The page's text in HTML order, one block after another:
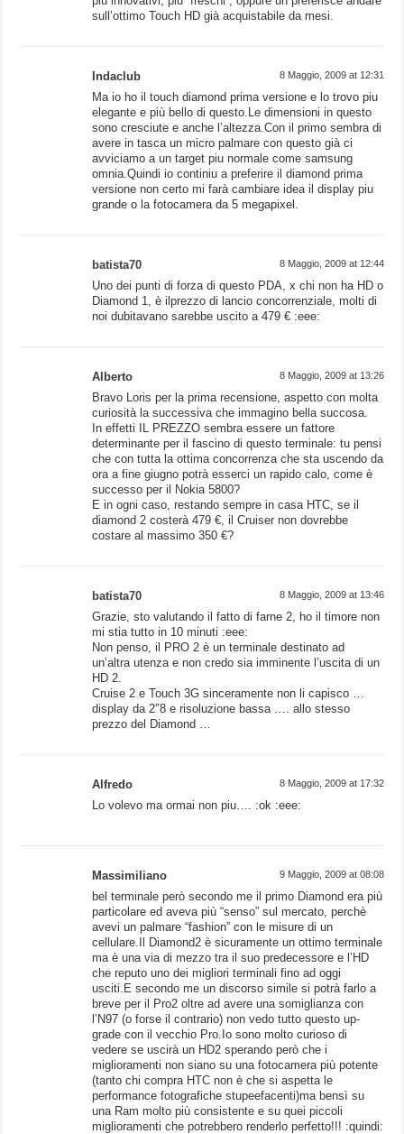
sull’ottimo Touch HD già acquistabile da mesi.
Indaclub 8 Maggio, 2009 at 12:31
Ma io ho il touch diamond prima versione e lo trovo piu
elegante e più bello di questo.Le dimensioni in questo
sono cresciute e anche l’altezza.Con il primo sembra di
avere in tasca un micro palmare con questo già ci
avviciamo a un target piu normale come samsung
omnia.Quindi io continiu a preferire il diamond prima
versione non certo mi farà cambiare idea il display piu
grande o la fotocamera da 5 megapixel.
batista70 8 Maggio, 2009 at 12:44
Uno dei punti di forza di questo PDA, x chi non ha HD o
Diamond 1, è ilprezzo di lancio concorrenziale, molti di
noi dubitavano sarebbe uscito a 479 € :eee:
Alberto 8 Maggio, 2009 at 13:26
Bravo Loris per la prima recensione, aspetto con molta
curiosità la successiva che immagino bella succosa.
In effetti IL PREZZO sembra essere un fattore
determinante per il fascino di questo terminale: tu pensi
che con tutta la ottima concorrenza che sta uscendo da
ora a fine giugno potrà esserci un rapido calo, come è
successo per il Nokia 5800?
E in ogni caso, restando sempre in casa HTC, se il
diamond 2 costerà 479 €, il Cruiser non dovrebbe
costare al massimo 350 €?
batista70 8 Maggio, 2009 at 13:46
Grazie, sto valutando il fatto di farne 2, ho il timore non
mi stia tutto in 10 minuti :eee:
Non penso, il PRO 2 è un terminale destinato ad
un’altra utenza e non credo sia imminente l’uscita di un
HD 2.
Cruise 2 e Touch 3G sinceramente non li capisco …
display da 2″8 e risoluzione bassa …. allo stesso
prezzo del Diamond …
Alfredo 8 Maggio, 2009 at 17:32
Lo volevo ma ormai non piu…. :ok :eee:
Massimiliano 9 Maggio, 2009 at 08:08
bel terminale però secondo me il primo Diamond era più
particolare ed aveva più “senso” sul mercato, perchè
avevi un palmare “fashion” con le misure di un
cellulare.Il Diamond2 è sicuramente un ottimo terminale
ma è una via di mezzo tra il suo predecessore e l’HD
che reputo uno dei migliori terminali fino ad oggi
usciti.E secondo me un discorso simile si potrà farlo a
breve per il Pro2 oltre ad avere una somiglianza con
l’N97 (o forse il contrario) non vedo tutto questo up-
grade con il vecchio Pro.Io sono molto curioso di
vedere se uscirà un HD2 sperando però che i
miglioramenti non siano su una fotocamera più potente
(tanto chi compra HTC non è che si aspetta le
performance fotografiche stupeefacenti)ma bensì su
una Ram molto più consistente e su quei piccoli
miglioramenti che potrebbero renderlo perfetto!!! :quindi: